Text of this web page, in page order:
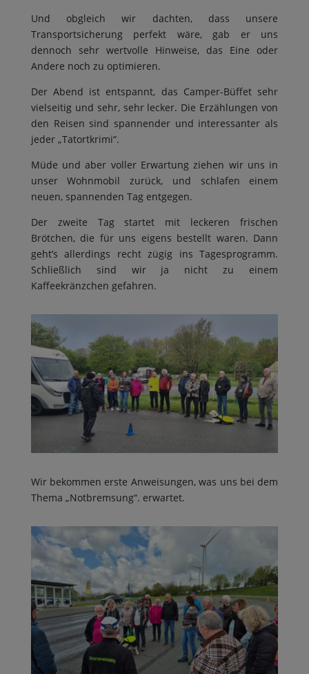
Und obgleich wir dachten, dass unsere
Transportsicherung perfekt wäre, gab er uns
dennoch sehr wertvolle Hinweise, das Eine oder
Andere noch zu optimieren.
Der Abend ist entspannt, das Camper-Büffet sehr
vielseitig und sehr, sehr lecker. Die Erzählungen von
den Reisen sind spannender und interessanter als
jeder „Tatortkrimi“.
Müde und aber voller Erwartung ziehen wir uns in
unser Wohnmobil zurück, und schlafen einem
neuen, spannenden Tag entgegen.
Der zweite Tag startet mit leckeren frischen
Brötchen, die für uns eigens bestellt waren. Dann
geht’s allerdings recht zügig ins Tagesprogramm.
Schließlich sind wir ja nicht zu einem
Kaffeekränzchen gefahren.
Wir bekommen erste Anweisungen, was uns bei dem
Thema „Notbremsung“. erwartet.